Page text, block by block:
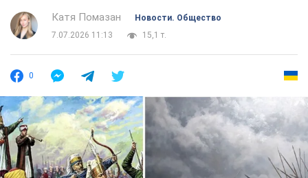
Катя Помазан
Новости. Общество
7.07.2026 11:13
15,1 т.
0